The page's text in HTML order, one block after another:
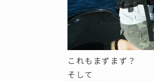
これもまずまず？
そして